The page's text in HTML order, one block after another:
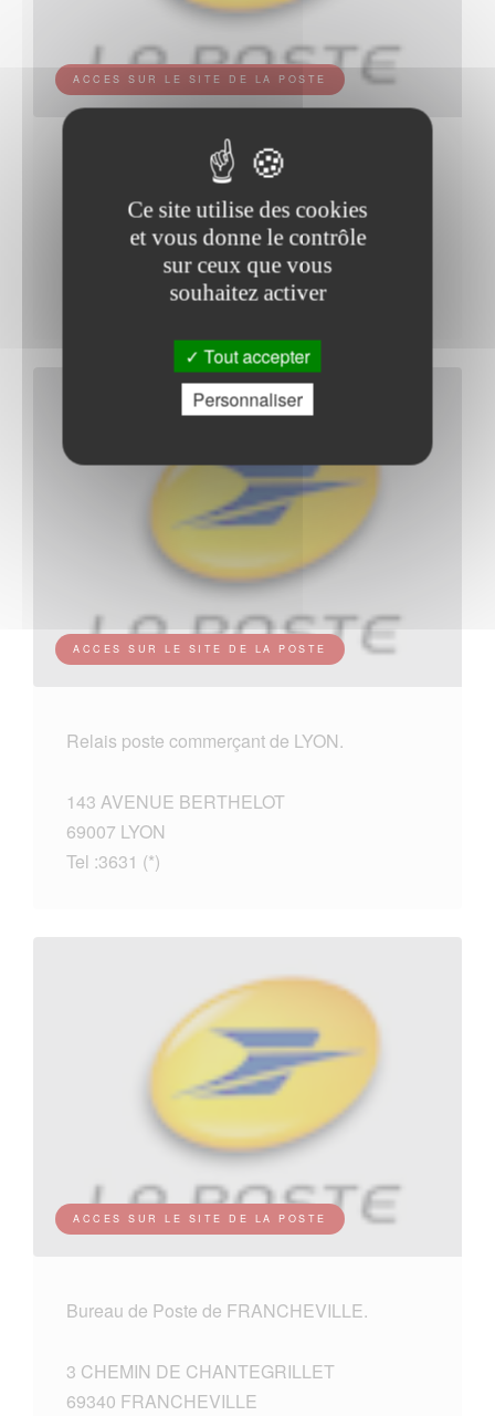
ACCES SUR LE SITE DE LA POSTE
Bureau de Poste de LA MULATIERE.
276 CHEMIN DE FONTANIERES
69350 LA MULATIERE
ACCES SUR LE SITE DE LA POSTE
Relais poste commerçant de LYON.
143 AVENUE BERTHELOT
69007 LYON
Tel :3631 (*)
ACCES SUR LE SITE DE LA POSTE
Bureau de Poste de FRANCHEVILLE.
3 CHEMIN DE CHANTEGRILLET
69340 FRANCHEVILLE
Ce site utilise des cookies
et vous donne le contrôle
sur ceux que vous
souhaitez activer
Tout accepter
Personnaliser